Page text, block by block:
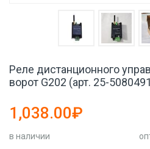
Реле дистанционного
ворот G202 (арт. 25-
1,038.00₽
в наличии